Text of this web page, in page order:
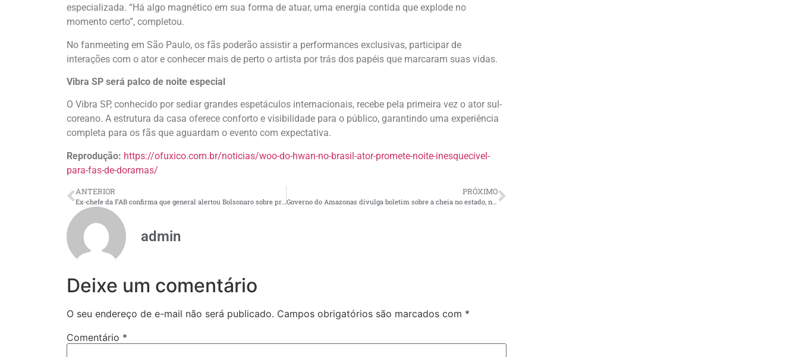
especializada. “Há algo magnético em sua forma de atuar, uma energia contida que explode no
momento certo”, completou.
No fanmeeting em São Paulo, os fãs poderão assistir a performances exclusivas, participar de
interações com o ator e conhecer mais de perto o artista por trás dos papéis que marcaram suas vidas.
Vibra SP será palco de noite especial
O Vibra SP, conhecido por sediar grandes espetáculos internacionais, recebe pela primeira vez o ator sul-
coreano. A estrutura da casa oferece conforto e visibilidade para o público, garantindo uma experiência
completa para os fãs que aguardam o evento com expectativa.
Reprodução: https://ofuxico.com.br/noticias/woo-do-hwan-no-brasil-ator-promete-noite-inesquecivel-
para-fas-de-doramas/
ANTERIOR
Ex-chefe da FAB confirma que general alertou Bolsonaro sobre prisão
PRÓXIMO
Governo do Amazonas divulga boletim sobre a cheia no estado, nesta quarta-feira
admin
Deixe um comentário
O seu endereço de e-mail não será publicado. Campos obrigatórios são marcados com *
Comentário *